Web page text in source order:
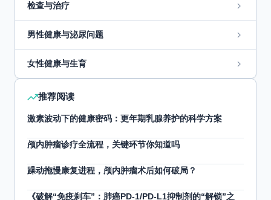
检查与治疗
男性健康与泌尿问题
女性健康与生育
推荐阅读
激素波动下的健康密码：更年期乳腺养护的科学方案
颅内肿瘤诊疗全流程，关键环节你知道吗
躁动拖慢康复进程，颅内肿瘤术后如何破局？
《破解“免疫刹车”：肺癌PD-1/PD-L1抑制剂的“解锁”之